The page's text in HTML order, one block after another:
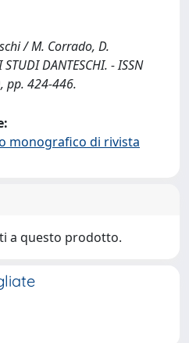
/ M. Corrado, D.
DANTESCHI. - ISSN
pp. 424-446.
monografico di rivista
a questo prodotto.